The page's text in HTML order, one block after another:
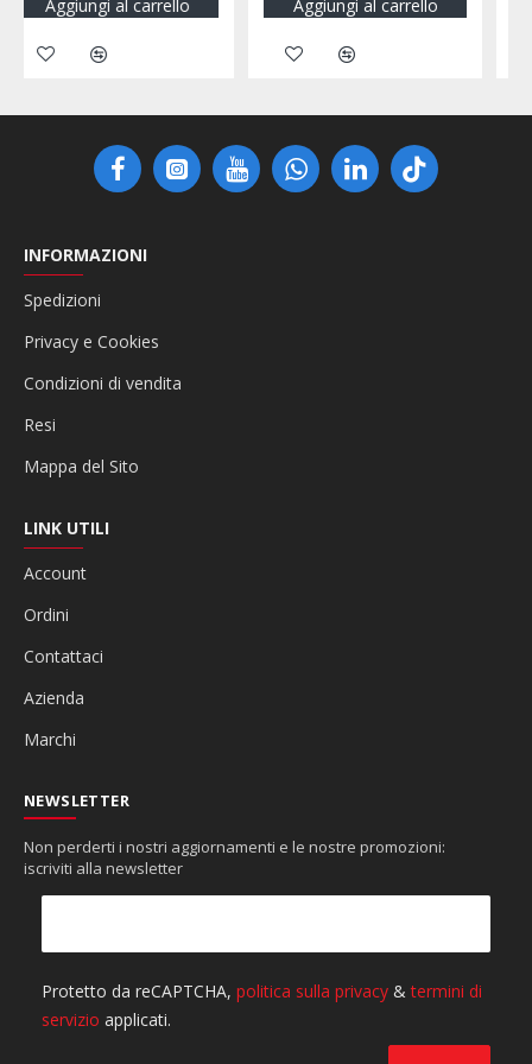
Aggiungi al carrello Aggiungi al carrello
INFORMAZIONI
Spedizioni
Privacy e Cookies
Condizioni di vendita
Resi
Mappa del Sito
LINK UTILI
Account
Ordini
Contattaci
Azienda
Marchi
NEWSLETTER
Non perderti i nostri aggiornamenti e le nostre promozioni:
iscriviti alla newsletter